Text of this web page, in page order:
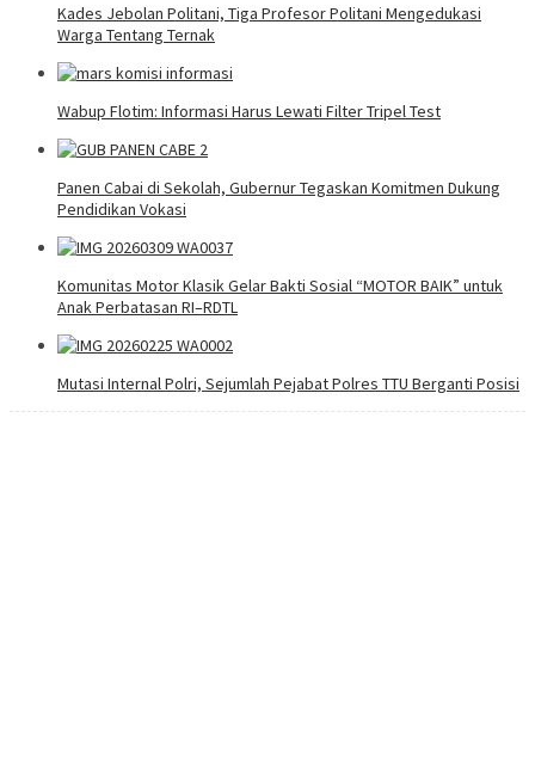
Kades Jebolan Politani, Tiga Profesor Politani Mengedukasi
Warga Tentang Ternak
Wabup Flotim: Informasi Harus Lewati Filter Tripel Test
Panen Cabai di Sekolah, Gubernur Tegaskan Komitmen Dukung
Pendidikan Vokasi
Komunitas Motor Klasik Gelar Bakti Sosial “MOTOR BAIK” untuk
Anak Perbatasan RI–RDTL
Mutasi Internal Polri, Sejumlah Pejabat Polres TTU Berganti Posisi